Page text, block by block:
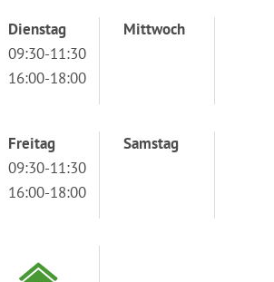
Dienstag
09:30-11:30
16:00-18:00
Mittwoch
Freitag
09:30-11:30
16:00-18:00
Samstag